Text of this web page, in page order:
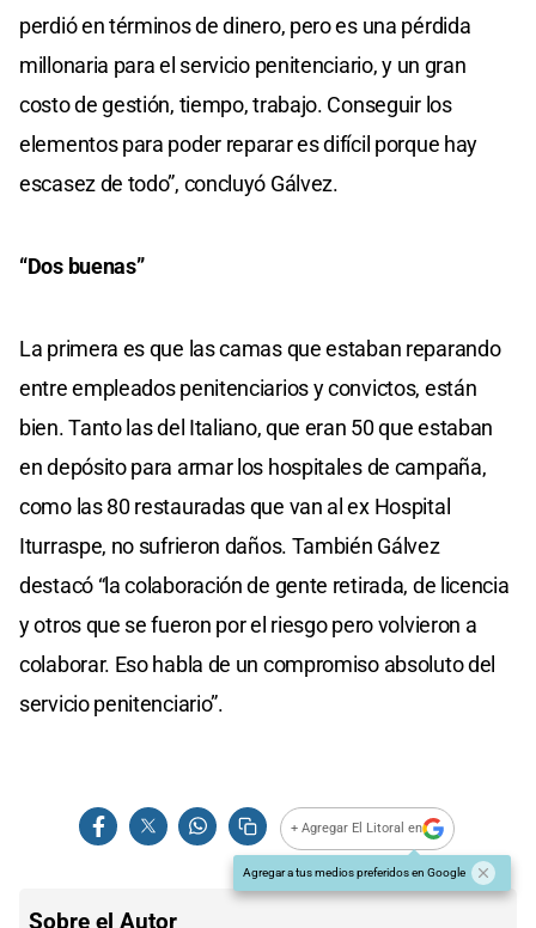
perdió en términos de dinero, pero es una pérdida
millonaria para el servicio penitenciario, y un gran
costo de gestión, tiempo, trabajo. Conseguir los
elementos para poder reparar es difícil porque hay
escasez de todo”, concluyó Gálvez.
“Dos buenas”
La primera es que las camas que estaban reparando
entre empleados penitenciarios y convictos, están
bien. Tanto las del Italiano, que eran 50 que estaban
en depósito para armar los hospitales de campaña,
como las 80 restauradas que van al ex Hospital
Iturraspe, no sufrieron daños. También Gálvez
destacó “la colaboración de gente retirada, de licencia
y otros que se fueron por el riesgo pero volvieron a
colaborar. Eso habla de un compromiso absoluto del
servicio penitenciario”.
+ Agregar El Litoral en
Agregar a tus medios preferidos en Google
Sobre el Autor